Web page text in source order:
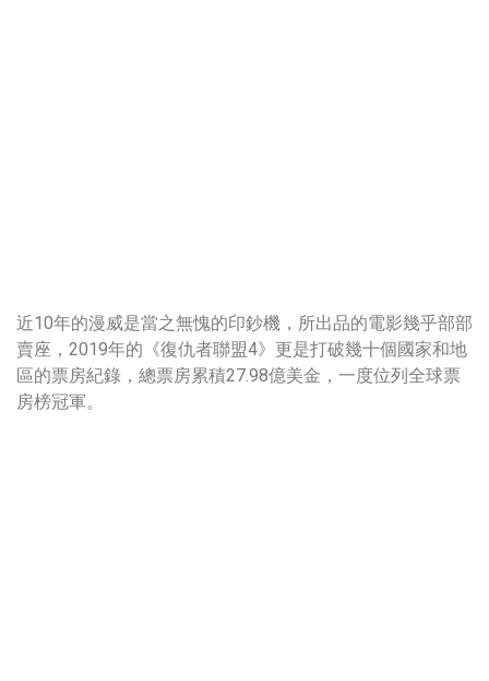
近10年的漫威是當之無愧的印鈔機，所出品的電影幾乎部部
賣座，2019年的《復仇者聯盟4》更是打破幾十個國家和地
區的票房紀錄，總票房累積27.98億美金，一度位列全球票
房榜冠軍。